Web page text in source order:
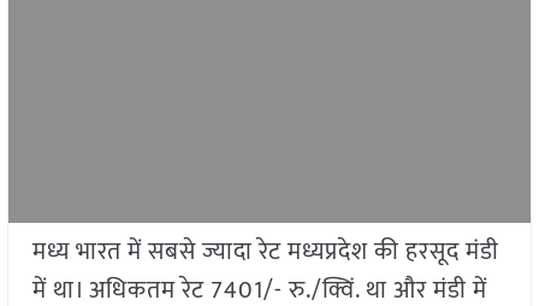
मध्य भारत में सबसे ज्यादा रेट मध्यप्रदेश की हरसूद मंडी
में था। अधिकतम रेट 7401/- रु./क्विं. था और मंडी में